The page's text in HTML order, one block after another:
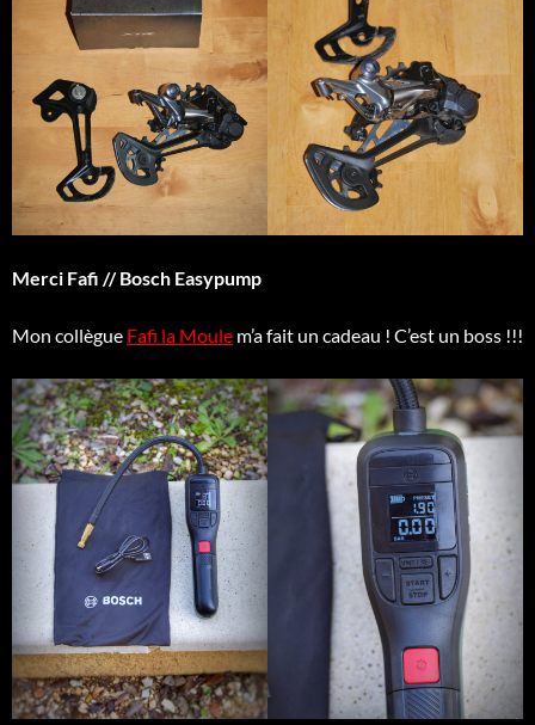
Merci Fafi // Bosch Easypump
Mon collègue Fafi la Moule m’a fait un cadeau ! C’est un boss !!!